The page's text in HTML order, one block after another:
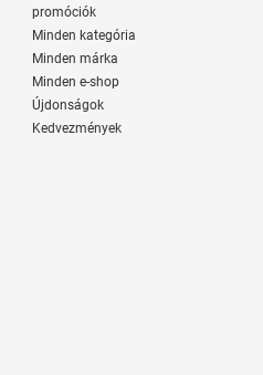
promóciók
Minden kategória
Minden márka
Minden e-shop
Újdonságok
Kedvezmények